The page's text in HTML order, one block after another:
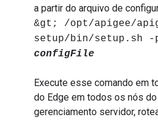
a partir do arquivo de
&gt; /opt/apigee/
setup/bin/setup.sh -
configFile
Execute esse comando em
do Edge em todos os nós do
gerenciamento servidor,